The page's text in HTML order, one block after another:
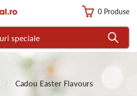
0 Produse
Cadou Easter Flavours